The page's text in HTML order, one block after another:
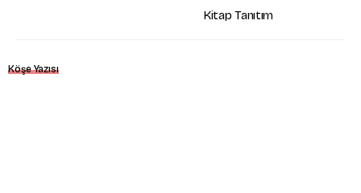
Kitap Tanıtım
Köşe Yazısı